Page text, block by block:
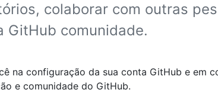
colaborar com outras
GitHub comunidade.
na configuração da sua conta GitHub e em
e comunidade do GitHub.